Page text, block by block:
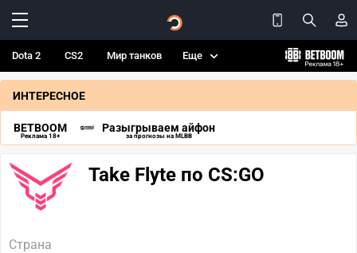
Dota 2 CS2 Мир танков Еще
ИНТЕРЕСНОЕ
BETBOOM
Реклама 18+
Разыгрываем айфон
за прогнозы на MLBB
Take Flyte по CS:GO
Страна